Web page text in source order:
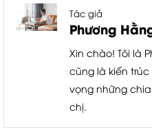
Tác giả
Phương
Xin chào! Tôi là
cũng là kiến trúc
vọng những
chị.